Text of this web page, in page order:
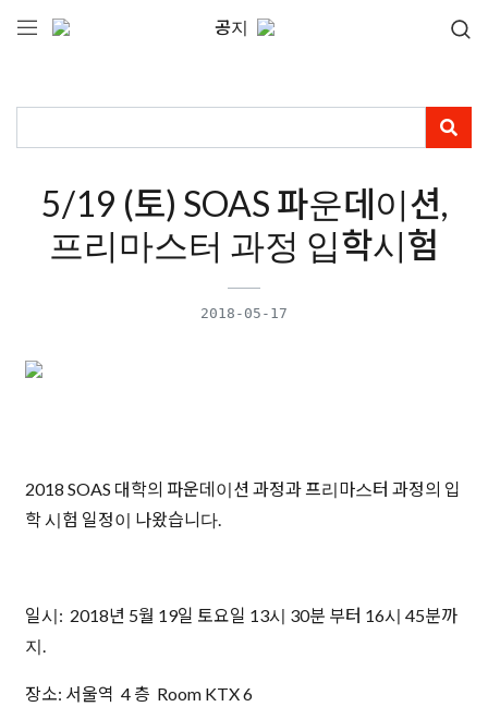
공지
5/19 (토) SOAS 파운데이션,
프리마스터 과정 입학시험
2018-05-17
2018 SOAS 대학의 파운데이션 과정과 프리마스터 과정의 입
학 시험 일정이 나왔습니다.
일시: 2018년 5월 19일 토요일 13시 30분 부터 16시 45분까
지.
장소: 서울역 4 층 Room KTX 6